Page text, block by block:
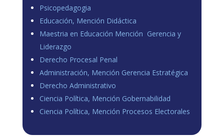
Psicopedagogia
Educación, Mención Didáctica
Maestria en Educación Mención Gerencia y
Liderazgo
Derecho Procesal Penal
Administración, Mención Gerencia Estratégica
Derecho Administrativo
Ciencia Política, Mención Gobernabilidad
Ciencia Política, Mención Procesos Electorales